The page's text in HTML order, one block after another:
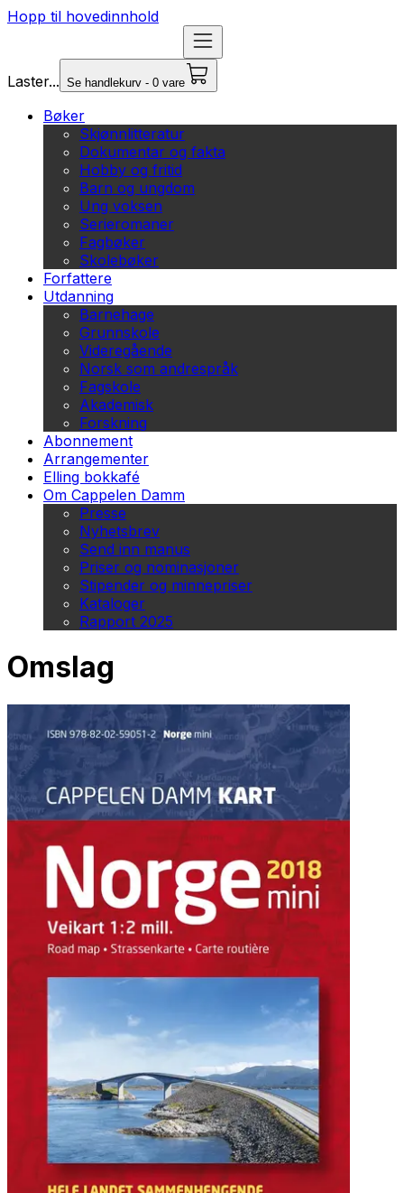
Hopp til hovedinnhold
Laster... Se handlekurv - 0 vare
Bøker
Skjønnlitteratur
Dokumentar og fakta
Hobby og fritid
Barn og ungdom
Ung voksen
Serieromaner
Fagbøker
Skolebøker
Forfattere
Utdanning
Barnehage
Grunnskole
Videregående
Norsk som andrespråk
Fagskole
Akademisk
Forskning
Abonnement
Arrangementer
Elling bokkafé
Om Cappelen Damm
Presse
Nyhetsbrev
Send inn manus
Priser og nominasjoner
Stipender og minnepriser
Kataloger
Rapport 2025
Omslag